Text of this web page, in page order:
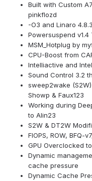
Built with Custom
pinkflozd
-O3 and Linaro
Powersuspend
MSM_Hotplug by
CPU-Boost from
Intelliactive and
Sound Control 3.2
sweep2wake
Showp & Faux123
Working during
to Alin23
S2W & DT2W
FIOPS, ROW, BFQ-
GPU Overclocked
Dynamic
cache pressure
Dynamic Cache